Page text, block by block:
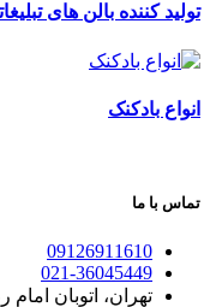
تولید کننده بالن های
انواع بادکنک
تماس با ما
09126911610
021-36045449
تهران، اتوبان